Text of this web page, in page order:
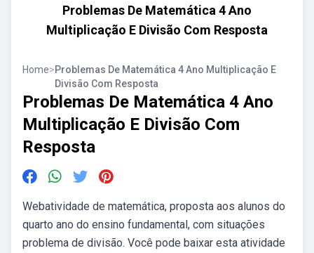
Problemas De Matemática 4 Ano
Multiplicação E Divisão Com Resposta
Home>Problemas De Matemática 4 Ano Multiplicação E
Divisão Com Resposta
Problemas De Matemática 4 Ano
Multiplicação E Divisão Com
Resposta
Webatividade de matemática, proposta aos alunos do
quarto ano do ensino fundamental, com situações
problema de divisão. Você pode baixar esta atividade